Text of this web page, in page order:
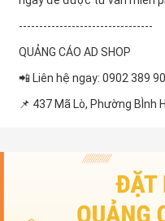
---------------------------------
QUẢNG CÁO AD SHOP
📲 Liên hệ ngay: 0902 389
📌 437 Mã Lò, Phường BÌnh